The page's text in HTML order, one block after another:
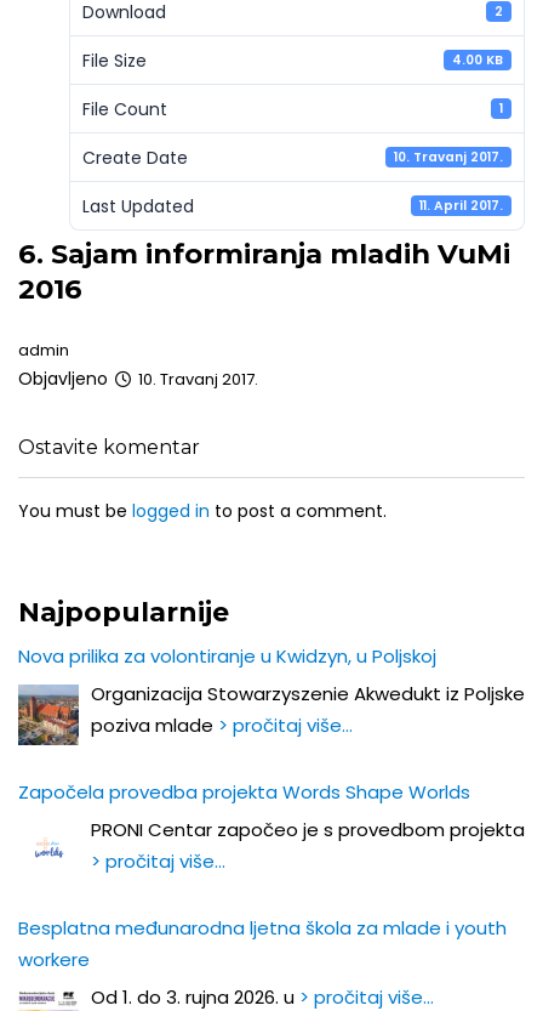
Download 2
File Size 4.00 KB
File Count 1
Create Date 10. Travanj 2017.
Last Updated 11. April 2017.
6. Sajam informiranja mladih VuMi
2016
admin
Objavljeno 10. Travanj 2017.
Ostavite komentar
You must be logged in to post a comment.
Najpopularnije
Nova prilika za volontiranje u Kwidzyn, u Poljskoj
Organizacija Stowarzyszenie Akwedukt iz Poljske
poziva mlade > pročitaj više…
Započela provedba projekta Words Shape Worlds
PRONI Centar započeo je s provedbom projekta
> pročitaj više…
Besplatna međunarodna ljetna škola za mlade i youth
workere
Od 1. do 3. rujna 2026. u > pročitaj više…